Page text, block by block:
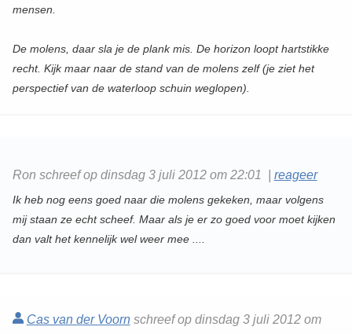
mensen.
De molens, daar sla je de plank mis. De horizon loopt hartstikke
recht. Kijk maar naar de stand van de molens zelf (je ziet het
perspectief van de waterloop schuin weglopen).
Ron schreef op dinsdag 3 juli 2012 om 22:01 | reageer
Ik heb nog eens goed naar die molens gekeken, maar volgens
mij staan ze echt scheef. Maar als je er zo goed voor moet kijken
dan valt het kennelijk wel weer mee ....
Cas van der Voornschreef op dinsdag 3 juli 2012 om